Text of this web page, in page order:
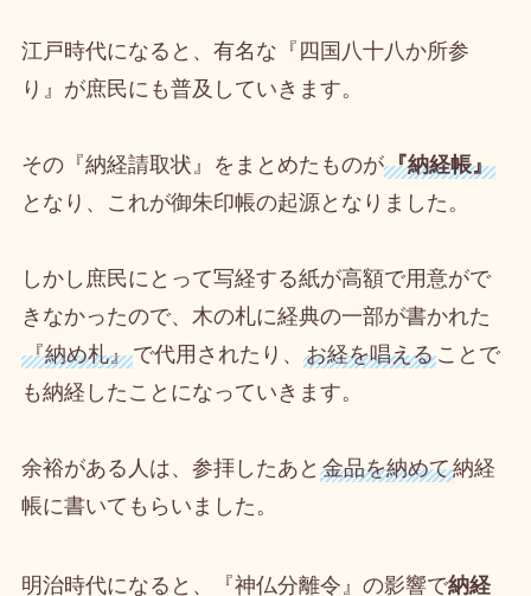
江戸時代になると、有名な『四国八十八か所参
り』が庶民にも普及していきます。
その『納経請取状』をまとめたものが『納経帳』
となり、これが御朱印帳の起源となりました。
しかし庶民にとって写経する紙が高額で用意がで
きなかったので、木の札に経典の一部が書かれた
『納め札』で代用されたり、 お経を唱えることで
も納経したことになっていきます。
余裕がある人は、参拝したあと 金品を納めて納経
帳に書いてもらいました。
明治時代になると、『神仏分離令』の影響で納経